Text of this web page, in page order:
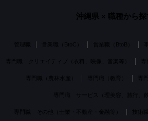
沖縄県 × 職種から探
管理職 営業職（BtoC） 営業職（BtoB）
専門職 クリエイティブ（衣料、映像、音楽等）
専門職（教育） 専
専門職 サービス（理美容、旅行、飲
専門職 その他（士業・不動産・金融等） 技術